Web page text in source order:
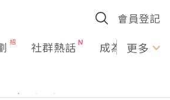
會員登記
社群熱話 成為U更多